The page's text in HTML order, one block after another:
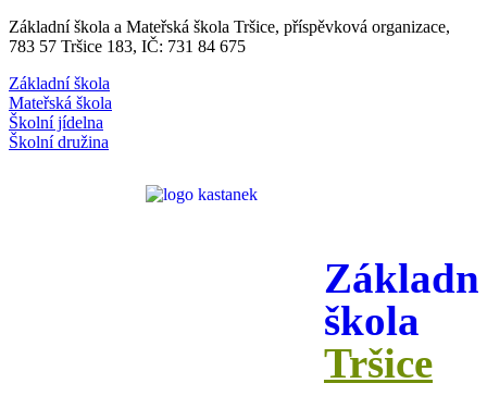
Základní škola a Mateřská škola Tršice, příspěvková organizace,
783 57 Tršice 183, IČ: 731 84 675
Základní škola
Mateřská škola
Školní jídelna
Školní družina
škola
Tršice